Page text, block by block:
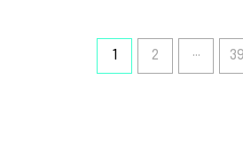
1 2 … 39